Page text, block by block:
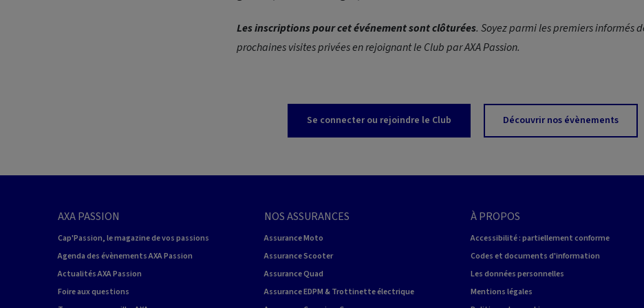
Les inscriptions pour cet événement sont clôturées. Soyez parmi les premiers informés
prochaines visites privées en rejoignant le Club par AXA Passion.
Se connecter ou rejoindre le Club Découvrir nos évènements
AXA PASSION
Cap'Passion, le magazine de vos passions
Agenda des évènements AXA Passion
Actualités AXA Passion
Foire aux questions
NOS ASSURANCES
Assurance Moto
Assurance Scooter
Assurance Quad
Assurance EDPM & Trottinette électrique
À PROPOS
Accessibilité : partiellement conforme
Codes et documents d'information
Les données personnelles
Mentions légales